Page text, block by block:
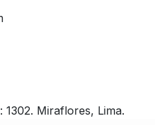
1302. Miraflores, Lima.